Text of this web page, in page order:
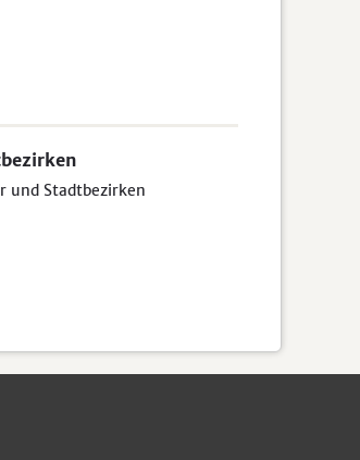
und Stadtbezirken